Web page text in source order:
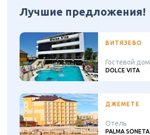
идеально!!! Огромное
Лучшие предложения!
ВИТЯЗЕВО
Гостевой дом
DOLCE VITA
ДЖЕМЕТЕ
Отель
PALMA SONETA